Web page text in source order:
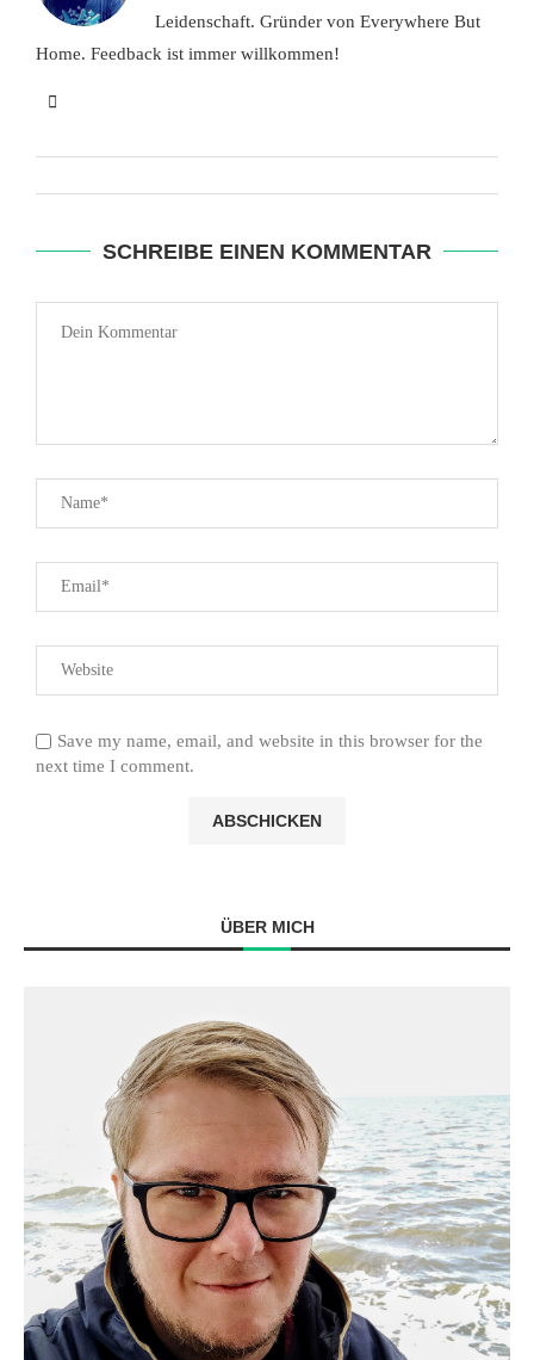
Leidenschaft. Gründer von Everywhere But
Home. Feedback ist immer willkommen!
SCHREIBE EINEN KOMMENTAR
Save my name, email, and website in this browser for the
next time I comment.
ÜBER MICH